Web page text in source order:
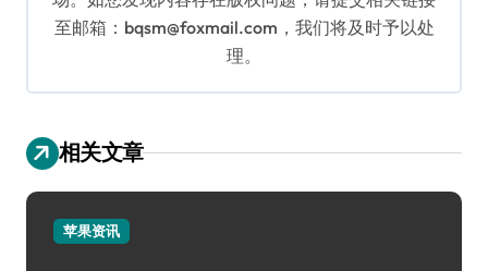
至邮箱：bqsm@foxmail.com，我们将及时予以处
理。
相关文章
苹果资讯